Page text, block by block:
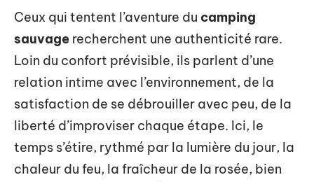
Ceux qui tentent l’aventure du camping
sauvage recherchent une authenticité rare.
Loin du confort prévisible, ils parlent d’une
relation intime avec l’environnement, de la
satisfaction de se débrouiller avec peu, de la
liberté d’improviser chaque étape. Ici, le
temps s’étire, rythmé par la lumière du jour, la
chaleur du feu, la fraîcheur de la rosée, bien